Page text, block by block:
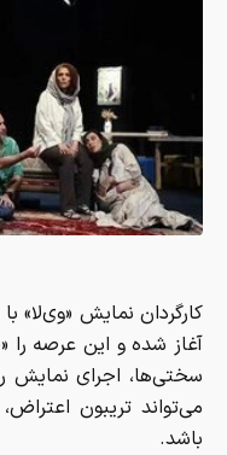
کارگردان نمایش «وی‌لا»
آغاز شده و این عرصه را
سختی‌ها، اجرای نمایش
می‌تواند تریبون
باشد.